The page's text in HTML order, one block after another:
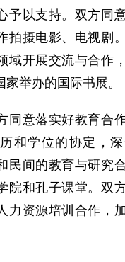
予以支持。双方同
拍摄电影、电视剧
域开展交流与合作
举办的国际书展。
意落实好教育合作
和学位的协定，
民间的教育与研究
院和孔子课堂。双
力资源培训合作，